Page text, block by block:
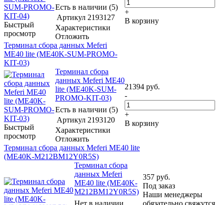
Быстрый
просмотр
Есть в наличии (5)
Артикул 2193127
Характеристики
Отложить
+
В корзину
Терминал сбора данных Meferi
ME40 lite (ME40K-SUM-PROMO-
KIT-03)
Быстрый
просмотр
Терминал сбора
данных Meferi ME40
lite (ME40K-SUM-
PROMO-KIT-03)
Есть в наличии (5)
Артикул 2193120
Характеристики
Отложить
21394 руб.
-
+
В корзину
Терминал сбора данных Meferi ME40 lite
(ME40K-M212BM12Y0R5S)
Терминал сбора
данных Meferi
ME40 lite (ME40K-
M212BM12Y0R5S)
Нет в наличии
357 руб.
Под заказ
Наши менеджеры
обязательно свяжутся